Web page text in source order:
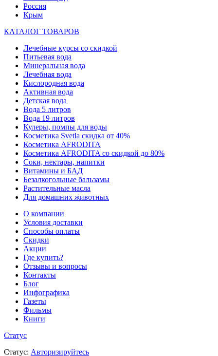
Россия
Крым
КАТАЛОГ ТОВАРОВ
Лечебные курсы со скидкой
Питьевая вода
Минеральная вода
Лечебная вода
Кислородная вода
Активная вода
Детская вода
Вода 5 литров
Вода 19 литров
Кулеры, помпы для воды
Косметика Svetla скидка от 40%
Косметика AFRODITA
Косметика AFRODITA со скидкой до 80%
Соки, нектары, напитки
Витамины и БАД
Безалкогольные бальзамы
Растительные масла
Для домашних животных
О компании
Условия доставки
Способы оплаты
Скидки
Акции
Где купить?
Отзывы и вопросы
Контакты
Блог
Инфографика
Газеты
Фильмы
Книги
Статус
Статус: Авторизируйтесь